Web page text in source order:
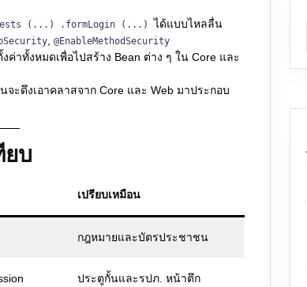
(...) .formLogin (...) ได้แบบไหลลื่น
@EnableMethodSecurity
ค่าทั้งหมดเพื่อไปสร้าง Bean ต่าง ๆ ใน Core และ
ะดึงเอาคลาสจาก Core และ Web มาประกอบ
ยบ
เปรียบเหมือน
กฎหมายและบัตรประชาชน
ประตูกั้นและรปภ. หน้าตึก